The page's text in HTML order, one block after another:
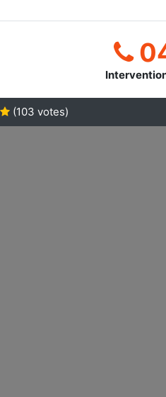
(103 votes)